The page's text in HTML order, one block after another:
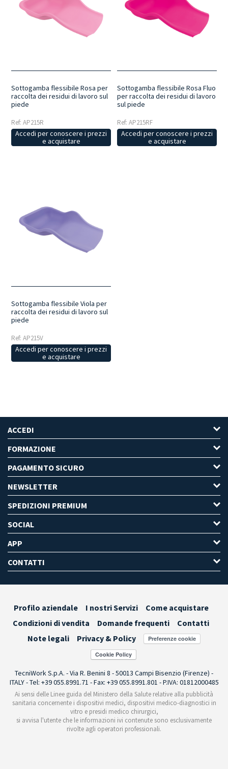
Sottogamba flessibile Rosa per
raccolta dei residui di lavoro sul
piede
Ref: AP215R
Accedi per conoscere i prezzi
e acquistare
Sottogamba flessibile Rosa Fluo
per raccolta dei residui di lavoro
sul piede
Ref: AP215RF
Accedi per conoscere i prezzi
e acquistare
Sottogamba flessibile Viola per
raccolta dei residui di lavoro sul
piede
Ref: AP215V
Accedi per conoscere i prezzi
e acquistare
ACCEDI
FORMAZIONE
PAGAMENTO SICURO
NEWSLETTER
SPEDIZIONI PREMIUM
SOCIAL
APP
CONTATTI
Profilo aziendale I nostri Servizi
Come acquistare
Condizioni di vendita
Domande frequenti
Contatti
Note legali
Privacy & Policy Preferenze cookie
TecniWork S.p.A. - Via R. Benini 8 - 50013 Campi Bisenzio (Firenze) -
ITALY - Tel: +39 055.8991.71 - Fax: +39 055.8991.801 - P.IVA: 01812000485
Ai sensi delle Linee guida del Ministero della Salute relative alla pubblicità
sanitaria concernente i dispositivi medici, dispositivi medico-diagnostici in
vitro e presidi medico chirurgici,
si avvisa l'utente che le informazioni ivi contenute sono esclusivamente
rivolte agli operatori professionali.